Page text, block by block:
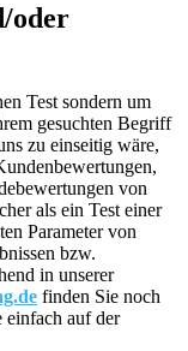
oder
Test sondern um
gesuchten Begriff
zu einseitig wäre,
von
als ein Test einer
Parameter von
bzw.
in unserer
finden Sie noch
einfach auf der